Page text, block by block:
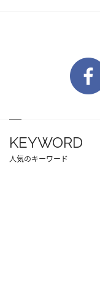
KEYWORD
人気のキーワード